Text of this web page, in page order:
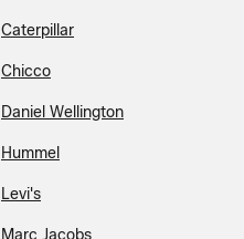
Caterpillar
Chicco
Daniel Wellington
Hummel
Levi's
Marc Jacobs